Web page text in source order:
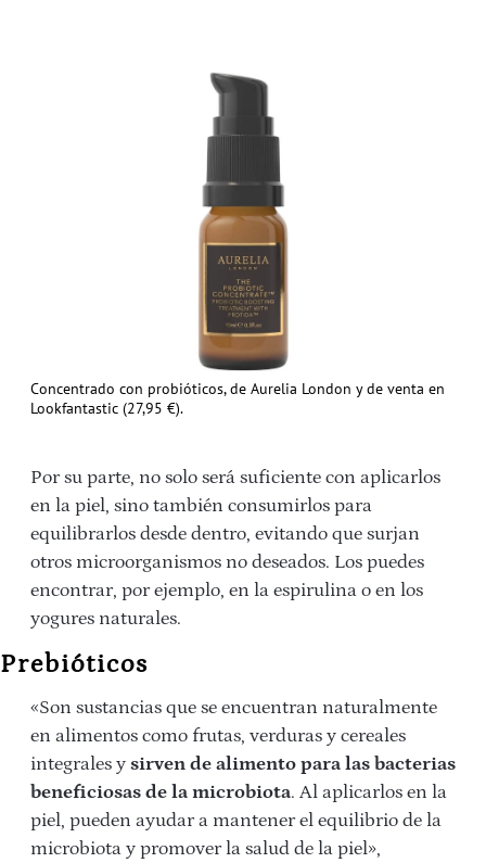
Concentrado con probióticos, de Aurelia London y de venta en
Lookfantastic (27,95 €).
Por su parte, no solo será suficiente con aplicarlos
en la piel, sino también consumirlos para
equilibrarlos desde dentro, evitando que surjan
otros microorganismos no deseados. Los puedes
encontrar, por ejemplo, en la espirulina o en los
yogures naturales.
Prebióticos
«Son sustancias que se encuentran naturalmente
en alimentos como frutas, verduras y cereales
integrales y sirven de alimento para las bacterias
beneficiosas de la microbiota. Al aplicarlos en la
piel, pueden ayudar a mantener el equilibrio de la
microbiota y promover la salud de la piel»,